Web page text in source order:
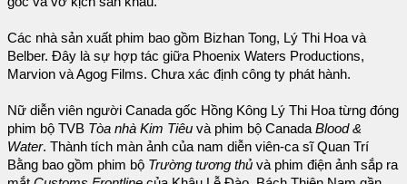
Các nhà sản xuất phim bao gồm Bizhan Tong, Lý Thi Hoa và
Belber. Đây là sự hợp tác giữa Phoenix Waters Productions,
Marvion và Agog Films. Chưa xác định công ty phát hành.
Nữ diễn viên người Canada gốc Hồng Kông Lý Thi Hoa từng đóng
phim bộ TVB Tòa nhà Kim Tiêu và phim bộ Canada Blood &
Water. Thành tích màn ảnh của nam diễn viên-ca sĩ Quan Trí
Bằng bao gồm phim bộ Trường tương thủ và phim điện ảnh sắp ra